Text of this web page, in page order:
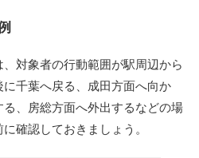
対象者の行動範囲が駅周辺から
千葉へ戻る、成田方面へ向か
、房総方面へ外出するなどの場
確認しておきましょう。